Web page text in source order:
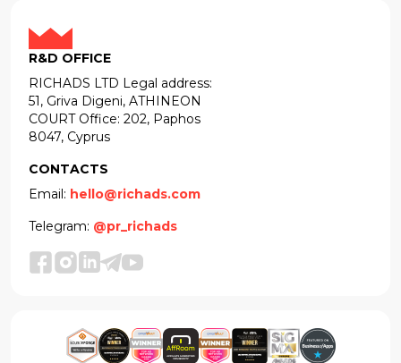
R&D OFFICE
RICHADS LTD Legal address:
51, Griva Digeni, ATHINEON
COURT Office: 202, Paphos
8047, Cyprus
CONTACTS
Email: hello@richads.com
Telegram: @pr_richads